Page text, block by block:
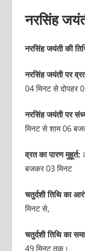
नरसिंह
नरसिंह जयंती की
नरसिंह जयंती पर
04 मिनट से दोपहर
नरसिंह जयंती पर
मिनट से शाम 06
व्रत का पारण मुहूर्त:
बजकर 03 मिनट
चतुर्दशी तिथि का
मिनट से,
चतुर्दशी तिथि का
49 मिनट तक।